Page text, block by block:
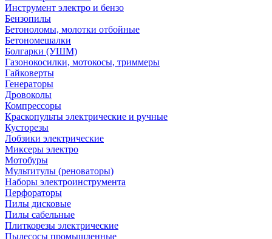
Инструмент электро и бензо
Бензопилы
Бетоноломы, молотки отбойные
Бетономешалки
Болгарки (УШМ)
Газонокосилки, мотокосы, триммеры
Гайковерты
Генераторы
Дровоколы
Компрессоры
Краскопульты электрические и ручные
Кусторезы
Лобзики электрические
Миксеры электро
Мотобуры
Мультитулы (реноваторы)
Наборы электроинструмента
Перфораторы
Пилы дисковые
Пилы сабельные
Плиткорезы электрические
Пылесосы промышленные